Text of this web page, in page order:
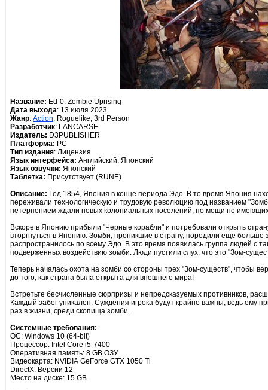
Название: Ed-0: Zombie Uprising
Дата выхода: 13 июля 2023
Жанр: Action, Roguelike, 3rd Person
Разработчик: LANCARSE
Издатель: D3PUBLISHER
Платформа: PC
Тип издания: Лицензия
Язык интерфейса: Английский, Японский
Язык озвучки: Японский
Таблетка: Присутствует (RUNE)
Описание: Год 1854, Япония в конце периода Эдо. В то время Япония
переживали технологическую и трудовую революцию под названием
нетерпением ждали новых колониальных поселений, по мощи не
Вскоре в Японию прибыли "Черные корабли" и потребовали открыть
вторгнуться в Японию. Зомби, проникшие в страну, породили еще больше
распространилось по всему Эдо. В это время появилась группа людей с
подверженных воздействию зомби. Люди пустили слух, что это "Зом-
Теперь началась охота на зомби со стороны трех "Зом-существ", чтобы
до того, как страна была открыта для внешнего мира!
Встретьте бесчисленные сюрпризы и непредсказуемых противников,
Каждый забег уникален. Суждения игрока будут крайне важны, ведь ему
раз в жизни, среди скопища зомби.
Системные требования:
ОС: Windows 10 (64-bit)
Процессор: Intel Core i5-7400
Оперативная память: 8 GB ОЗУ
Видеокарта: NVIDIA GeForce GTX 1050 Ti
DirectX: Версии 12
Место на диске: 15 GB